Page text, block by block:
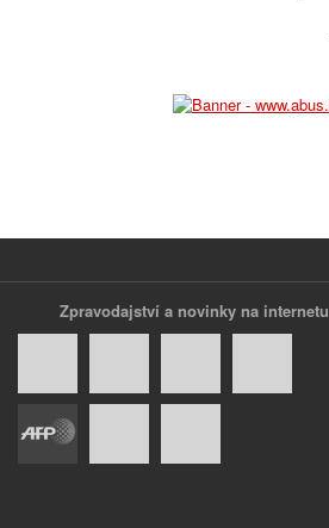
Zpravodajství a novinky na internetu